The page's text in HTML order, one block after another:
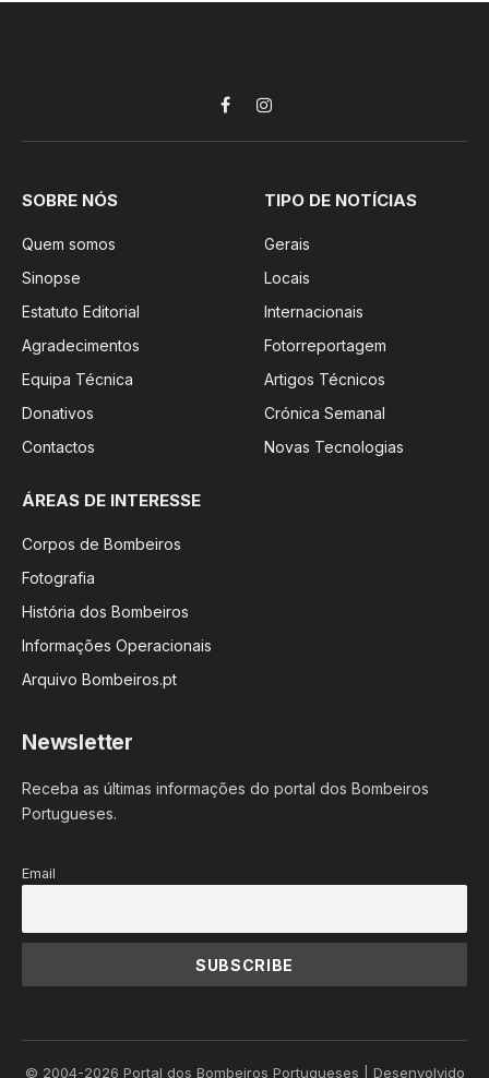
FacebookInstagram
SOBRE NÓS
Quem somos
Sinopse
Estatuto Editorial
Agradecimentos
Equipa Técnica
Donativos
Contactos
TIPO DE NOTÍCIAS
Gerais
Locais
Internacionais
Fotorreportagem
Artigos Técnicos
Crónica Semanal
Novas Tecnologias
ÁREAS DE INTERESSE
Corpos de Bombeiros
Fotografia
História dos Bombeiros
Informações Operacionais
Arquivo Bombeiros.pt
Newsletter
Receba as últimas informações do portal dos Bombeiros
Portugueses.
Email
© 2004-2026 Portal dos Bombeiros Portugueses | Desenvolvido